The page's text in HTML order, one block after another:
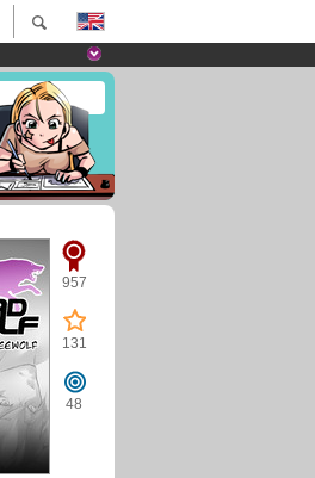
957
131
48